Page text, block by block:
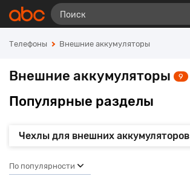
Телефоны Внешние аккумуляторы
Внешние аккумуляторы 9
Популярные разделы
Чехлы для внешних аккумуляторов
По популярности